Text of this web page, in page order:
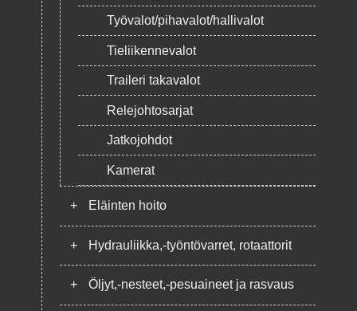
Työvalot/pihavalot/hallivalot
Tieliikennevalot
Traileri takavalot
Relejohtosarjat
Jatkojohdot
Kamerat
+ Eläinten hoito
+ Hydrauliikka,-työntövarret, rotaattorit
+ Öljyt,-nesteet,-pesuaineet ja rasvaus